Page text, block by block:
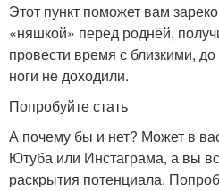
Этот пункт поможет вам
«няшкой» перед роднёй,
провести время с близкими,
ноги не доходили.
Попробуйте стать
А почему бы и нет? Может в
Ютуба или Инстаграма, а вы
раскрытия потенциала.